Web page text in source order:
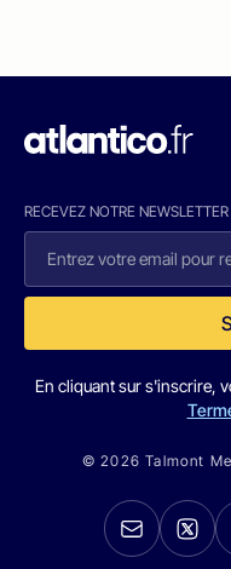
RECEVEZ NOTRE NEWSLETTER
En cliquant sur s'inscrire,
© 2026 Talmont